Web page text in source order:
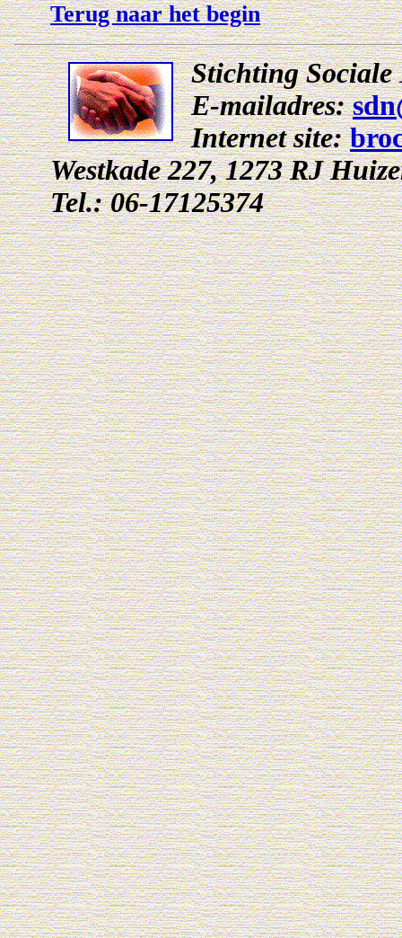
Terug naar het begin
Stichting Sociale
E-mailadres:
Internet site:
Westkade 227, 1273 RJ
Tel.: 06-17125374